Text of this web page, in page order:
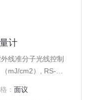
计
线准分子光线控制
mJ/cm2）, RS-
： 面议